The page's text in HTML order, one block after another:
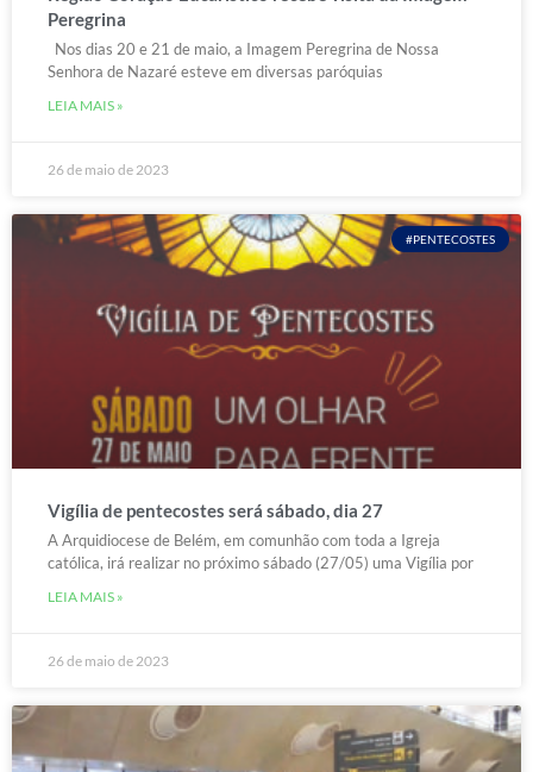
Peregrina
Nos dias 20 e 21 de maio, a Imagem Peregrina de Nossa
Senhora de Nazaré esteve em diversas paróquias
LEIA MAIS »
26 de maio de 2023
#PENTECOSTES
Vigília de pentecostes será sábado, dia 27
A Arquidiocese de Belém, em comunhão com toda a Igreja
católica, irá realizar no próximo sábado (27/05) uma Vigília por
LEIA MAIS »
26 de maio de 2023